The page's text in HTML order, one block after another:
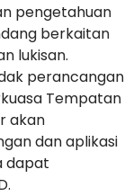
pengetahuan
berkaitan
lukisan.
perancangan
Tempatan
akan
dan aplikasi
dapat